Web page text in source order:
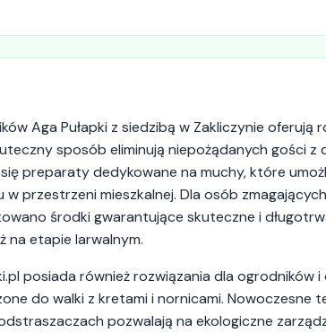
Aga Pułapki z siedzibą w Zakliczynie oferują
sposób eliminują niepożądanych gości z
preparaty dedykowane na muchy, które
przestrzeni mieszkalnej. Dla osób
środki gwarantujące skuteczne i
na etapie larwalnym.
posiada również rozwiązania dla ogrodników i
do walki z kretami i nornicami. Nowoczesne
pozwalają na ekologiczne